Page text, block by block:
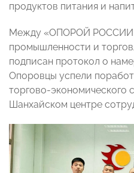
продуктов питания и
Между «ОПОРОЙ
промышленности и
подписан протокол о
Опоровцы успели
торгово-экономического
Шанхайском центре